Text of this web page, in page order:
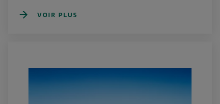
VOIR PLUS